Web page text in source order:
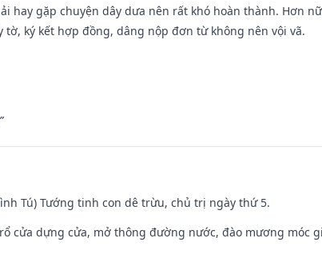
hay gặp chuyện dây dưa nên rất khó hoàn thành. Hơn
ký kết hợp đồng, dâng nộp đơn từ không nên vội vã.
Tú) Tướng tinh con dê trừu, chủ trị ngày thứ 5.
cửa dựng cửa, mở thông đường nước, đào mương móc